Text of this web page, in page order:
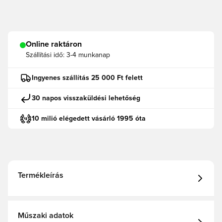
Online raktáron
Szállítási idő: 3-4 munkanap
Ingyenes szállítás 25 000 Ft felett
30 napos visszaküldési lehetőség
10 milió elégedett vásárló 1995 óta
Termékleírás
Műszaki adatok